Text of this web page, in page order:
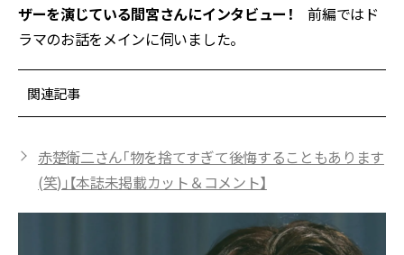
ザーを演じている間宮さんにインタビュー！ 前編ではド
ラマのお話をメインに伺いました。
関連記事
赤楚衛二さん「物を捨てすぎて後悔することもあります
(笑)」【本誌未掲載カット＆コメント】